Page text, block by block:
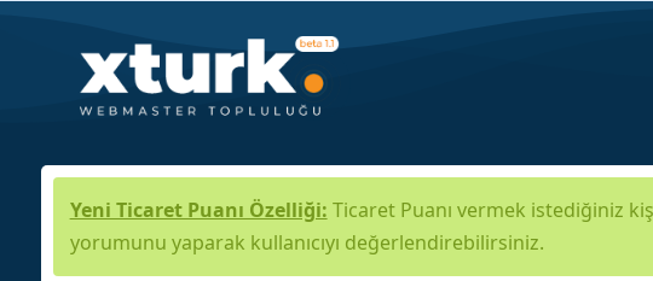
Yeni Ticaret Puanı Özelliği: Ticaret Puanı vermek istediğiniz
yorumunu yaparak kullanıcıyı değerlendirebilirsiniz.